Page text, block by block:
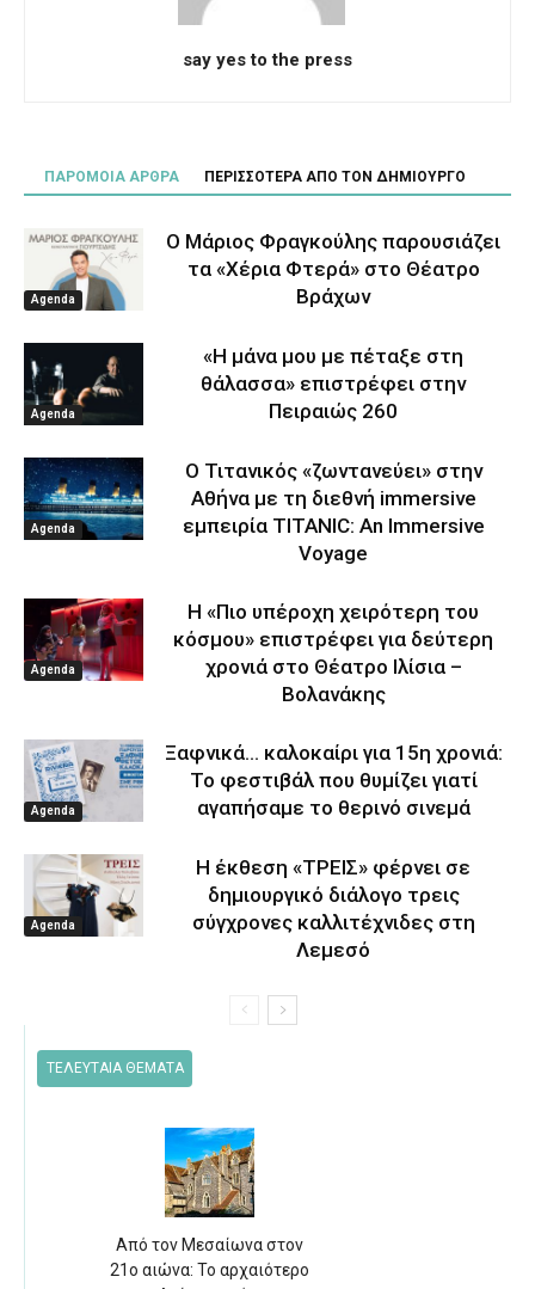
say yes to the press
ΠΑΡΟΜΟΙΑ ΑΡΘΡΑ ΠΕΡΙΣΣΟΤΕΡΑ ΑΠΟ ΤΟΝ ΔΗΜΙΟΥΡΓΟ
Agenda
Ο Μάριος Φραγκούλης παρουσιάζει
τα «Χέρια Φτερά» στο Θέατρο
Βράχων
Agenda
«Η μάνα μου με πέταξε στη
θάλασσα» επιστρέφει στην
Πειραιώς 260
Agenda
Ο Τιτανικός «ζωντανεύει» στην
Αθήνα με τη διεθνή immersive
εμπειρία TITANIC: An Immersive
Voyage
Agenda
Η «Πιο υπέροχη χειρότερη του
κόσμου» επιστρέφει για δεύτερη
χρονιά στο Θέατρο Ιλίσια –
Βολανάκης
Agenda
Ξαφνικά… καλοκαίρι για 15η χρονιά:
Το φεστιβάλ που θυμίζει γιατί
αγαπήσαμε το θερινό σινεμά
Agenda
Η έκθεση «ΤΡΕΙΣ» φέρνει σε
δημιουργικό διάλογο τρεις
σύγχρονες καλλιτέχνιδες στη
Λεμεσό
ΤΕΛΕΥΤΑΙΑ ΘΕΜΑΤΑ
Από τον Μεσαίωνα στον
21ο αιώνα: Το αρχαιότερο